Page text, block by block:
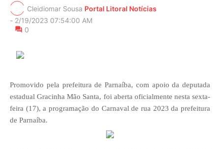
Cleidiomar Sousa Portal Litoral Notícias
- 2/19/2023 07:54:00 AM
0
Promovido pela prefeitura de Parnaíba, com apoio da deputada
estadual Gracinha Mão Santa, foi aberta oficialmente nesta sexta-
feira (17), a programação do Carnaval de rua 2023 da prefeitura
de Parnaíba.